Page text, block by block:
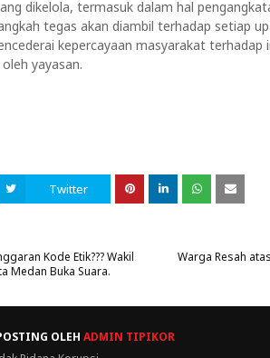
dikelola, termasuk dalam hal
tegas akan diambil terhadap setiap
kepercayaan masyarakat terhadap
yayasan.
Twitter
Warga Resah
Kode Etik??? Wakil
Medan Buka Suara.
OLEH ADMIN TIPIKOR